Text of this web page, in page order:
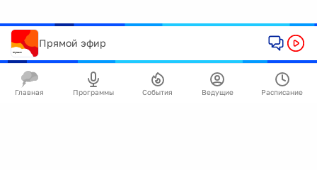
Прямой эфир
Главная Программы События Ведущие Расписание